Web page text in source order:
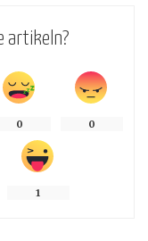
artikeln?
0 0
1